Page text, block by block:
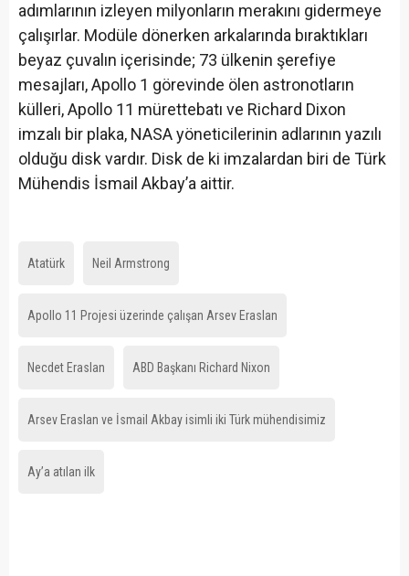
adımlarının izleyen milyonların merakını gidermeye
çalışırlar. Modüle dönerken arkalarında bıraktıkları
beyaz çuvalın içerisinde; 73 ülkenin şerefiye
mesajları, Apollo 1 görevinde ölen astronotların
külleri, Apollo 11 mürettebatı ve Richard Dixon
imzalı bir plaka, NASA yöneticilerinin adlarının yazılı
olduğu disk vardır. Disk de ki imzalardan biri de Türk
Mühendis İsmail Akbay’a aittir.
Atatürk Neil Armstrong
Apollo 11 Projesi üzerinde çalışan Arsev Eraslan
Necdet Eraslan ABD Başkanı Richard Nixon
Arsev Eraslan ve İsmail Akbay isimli iki Türk mühendisimiz
Ay’a atılan ilk